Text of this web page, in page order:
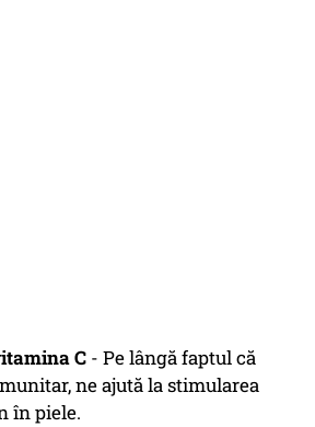
C - Pe lângă faptul că
ne ajută la stimularea
în piele.